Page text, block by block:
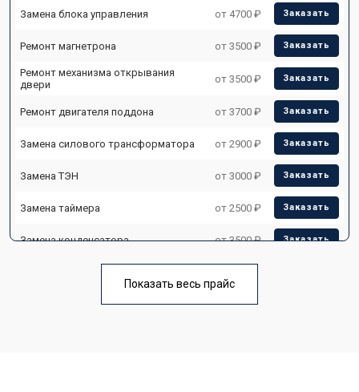
Замена блока управления от 4700 ₽ Заказать
Ремонт магнетрона от 3500 ₽ Заказать
Ремонт механизма открывания
двери
от 3500 ₽ Заказать
Ремонт двигателя поддона от 3700 ₽ Заказать
Замена силового трансформатора от 2900 ₽ Заказать
Замена ТЭН от 3000 ₽ Заказать
Замена таймера от 2500 ₽ Заказать
Замена конденсатора от 3500 ₽ Заказать
Ремонт платы управления
Замена лампочки от 2400 ₽
Показать весь прайс